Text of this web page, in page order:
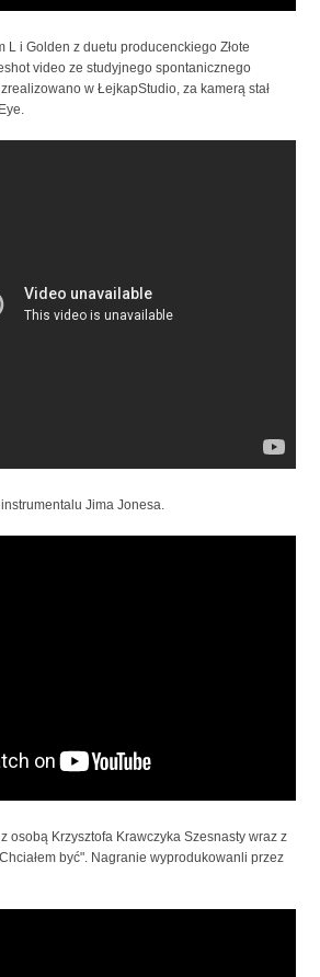
L i Golden z duetu producenckiego Złote
video ze studyjnego spontanicznego
w ŁejkapStudio, za kamerą stał
Jima Jonesa.
osobą Krzysztofa Krawczyka Szesnasty wraz z
być". Nagranie wyprodukowanli przez